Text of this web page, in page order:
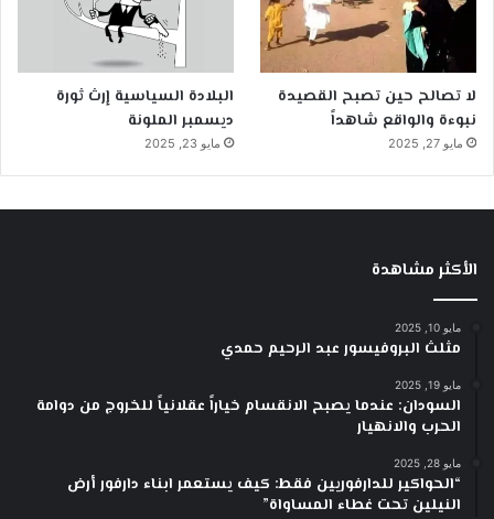
لا تصالح حين تصبح القصيدة
نبوءة والواقع شاهداً
مايو 27, 2025
البلادة السياسية إرث ثورة
ديسمبر الملونة
مايو 23, 2025
الأكثر مشاهدة
مايو 10, 2025
مثلث البروفيسور عبد الرحيم حمدي
مايو 19, 2025
السودان: عندما يصبح الانقسام خياراً عقلانياً للخروج من دوامة
الحرب والانهيار
مايو 28, 2025
“الحواكير للدارفوريين فقط: كيف يستعمر ابناء دارفور أرض
النيلين تحت غطاء المساواة”